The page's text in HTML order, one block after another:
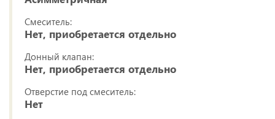
Смеситель:
Нет, приобретается отдельно
Донный клапан:
Нет, приобретается отдельно
Отверстие под смеситель:
Нет